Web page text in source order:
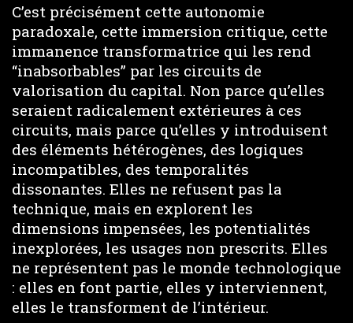
C’est précisément cette autonomie
paradoxale, cette immersion critique, cette
immanence transformatrice qui les rend
“inabsorbables” par les circuits de
valorisation du capital. Non parce qu’elles
seraient radicalement extérieures à ces
circuits, mais parce qu’elles y introduisent
des éléments hétérogènes, des logiques
incompatibles, des temporalités
dissonantes. Elles ne refusent pas la
technique, mais en explorent les
dimensions impensées, les potentialités
inexplorées, les usages non prescrits. Elles
ne représentent pas le monde technologique
: elles en font partie, elles y interviennent,
elles le transforment de l’intérieur.